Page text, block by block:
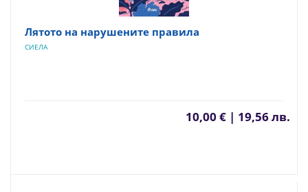
Лятото на нарушените правила
СИЕЛА
10,00 € | 19,56 лв.